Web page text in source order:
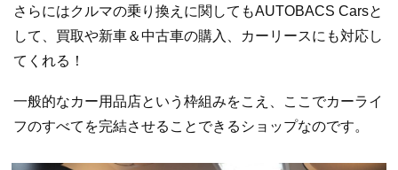
さらにはクルマの乗り換えに関してもAUTOBACS Carsと
して、買取や新車＆中古車の購入、カーリースにも対応し
てくれる！
一般的なカー用品店という枠組みをこえ、ここでカーライ
フのすべてを完結させることできるショップなのです。